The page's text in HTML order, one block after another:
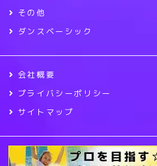
その他
ダンスベーシック
会社概要
プライバシーポリシー
サイトマップ